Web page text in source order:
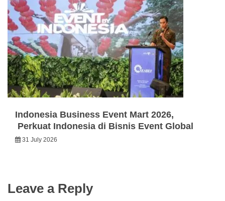
Indonesia Business Event Mart 2026,
Perkuat Indonesia di Bisnis Event Global
31 July 2026
Leave a Reply